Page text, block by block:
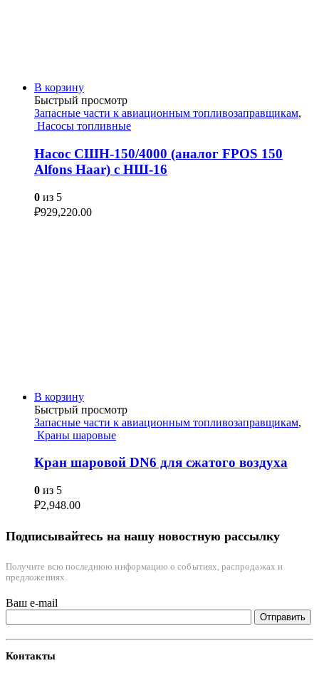
В корзину
Быстрый просмотр
Запасные части к авиационным топливозаправщикам,
Насосы топливные
Насос СШН-150/4000 (аналог FPOS 150
Alfons Haar) с НШ-16
0 из 5
₽929,220.00
В корзину
Быстрый просмотр
Запасные части к авиационным топливозаправщикам,
Краны шаровые
Кран шаровой DN6 для сжатого воздуха
0 из 5
₽2,948.00
Подписывайтесь на нашу новостную рассылку
Получите всю последнюю информацию о событиях, распродажах и
предложениях.
Ваш e-mail
Контакты